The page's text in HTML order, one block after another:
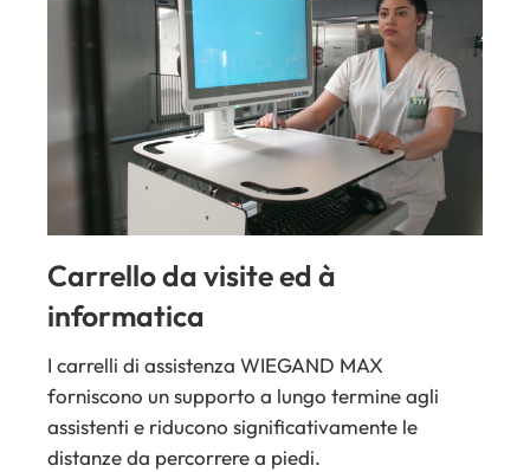
Carrello da visite ed à
informatica
I carrelli di assistenza WIEGAND MAX
forniscono un supporto a lungo termine agli
assistenti e riducono significativamente le
distanze da percorrere a piedi.